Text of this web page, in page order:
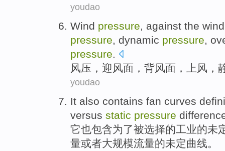
youdao
Wind pressure, against the
pressure, dynamic pressure,
pressure.
风压 ， 迎风面， 背风面 ，上风，
youdao
It also contains fan curves
versus static pressure
它也包含为了被选择的工业的未
量或者大规模流量的未定曲线。